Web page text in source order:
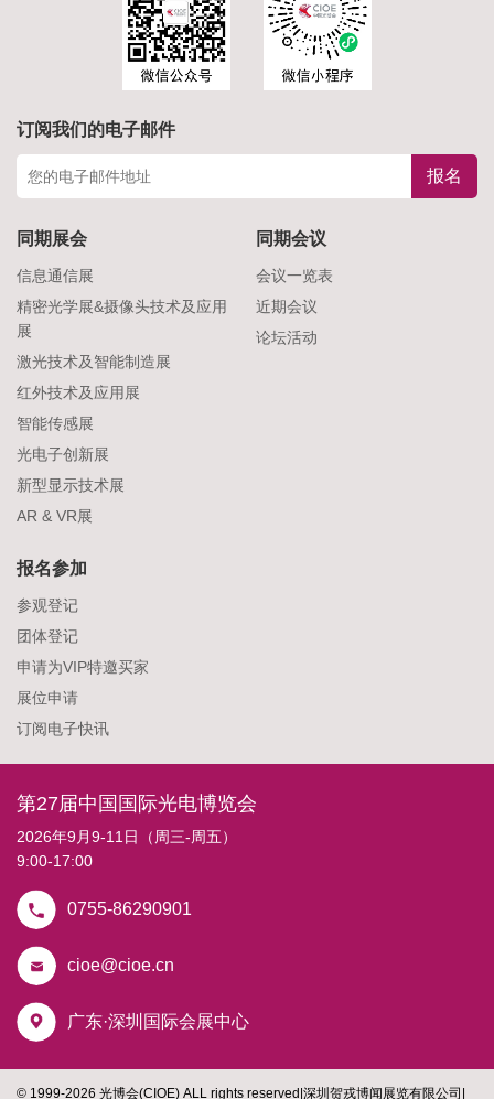
订阅我们的电子邮件
报名
同期展会
信息通信展
精密光学展&摄像头技术及应用
展
激光技术及智能制造展
红外技术及应用展
智能传感展
光电子创新展
新型显示技术展
AR & VR展
同期会议
会议一览表
近期会议
论坛活动
报名参加
参观登记
团体登记
申请为VIP特邀买家
展位申请
订阅电子快讯
第27届中国国际光电博览会
2026年9月9-11日（周三-周五）
9:00-17:00
0755-86290901
cioe@cioe.cn
广东·深圳国际会展中心
© 1999-2026 光博会(CIOE) ALL rights reserved 深圳贺戎博闻展览有限公司